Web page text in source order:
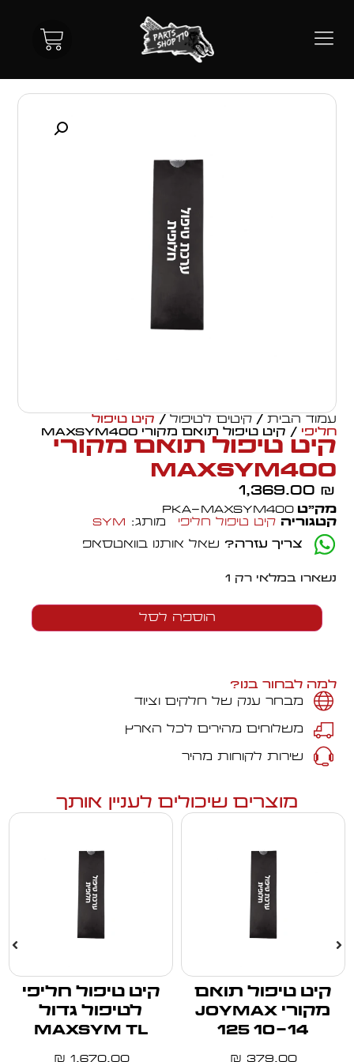
עמוד הבית /קיטים לטיפול / קיט טיפול
חליפי / קיט טיפול תואם מקורי MAXSYM400
קיט טיפול תואם מקורי
MAXSYM400
1,369.00 ₪
מק״טPKA-MAXSYM400
קטגוריה קיט טיפול חליפי מותג: SYM
צריך עזרה? שאל אותנו בוואטסאפ
נשארו במלאי רק 1
הוספה לסל
למה לבחור בנו?
מבחר ענק של חלקים וציוד
משלוחים מהירים לכל הארץ
שירות לקוחות מהיר
מוצרים שיכולים לעניין אותך
קיט טיפול תואם
מקורי JOYMAX
125 10-14
379.00
₪
קיט טיפול חליפי
לטיפול גדול
MAXSYM TL
1,670.00
₪